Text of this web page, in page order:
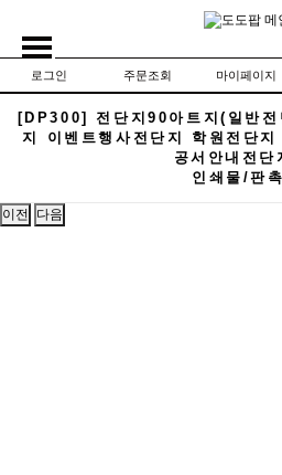
로그인 주문조회 마이페이지
[DP300] 전단지90아트지(일반
지 이벤트행사전단지 학원전단
공서안내전
인쇄물/판
이전 다음